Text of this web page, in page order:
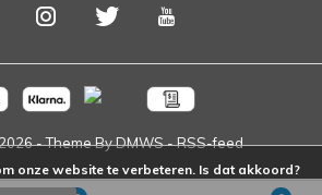
- Theme ByDMWS-RSS-feed
onze website te verbeteren. Is dat akkoord?